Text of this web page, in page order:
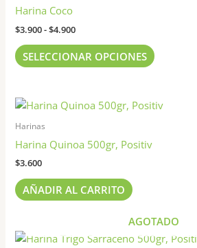
Harina Coco
$3.900-$4.900hasta
SELECCIONAR OPCIONES Las
elegir
Harinas
Harina Quinoa 500gr, Positiv
$3.600
AÑADIR AL CARRITO
AGOTADO